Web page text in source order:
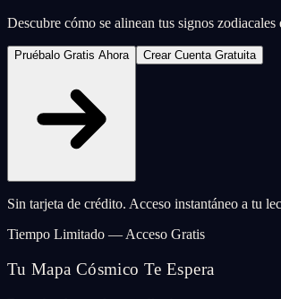
Descubre cómo se alinean tus signos
Pruébalo Gratis Ahora Crear Cuenta Gratuita
Sin tarjeta de crédito. Acceso instantáneo a tu
Tiempo Limitado — Acceso Gratis
Tu Mapa Cósmico Te Espera